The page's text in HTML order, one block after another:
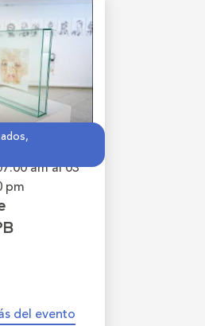
amal 03
pm
del evento